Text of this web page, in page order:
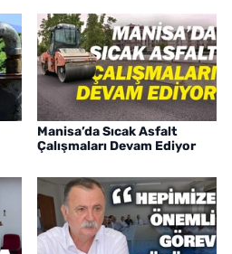
Manisa’da Sıcak Asfalt
Çalışmaları Devam Ediyor